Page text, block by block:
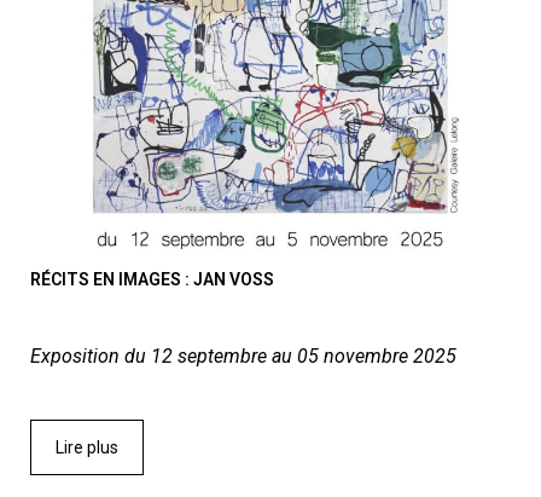
RÉCITS EN IMAGES : JAN VOSS
Exposition du 12 septembre au 05 novembre 2025
Lire plus